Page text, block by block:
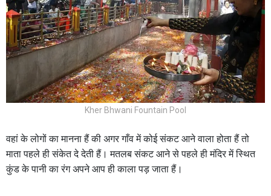
Kher Bhwani Fountain Pool
वहां के लोगों का मानना हैं की अगर गाँव में कोई संकट आने वाला होता हैं तो
माता पहले ही संकेत दे देती हैं। मतलब संकट आने से पहले ही मंदिर में स्थित
कुंड के पानी का रंग अपने आप ही काला पड़ जाता हैं।